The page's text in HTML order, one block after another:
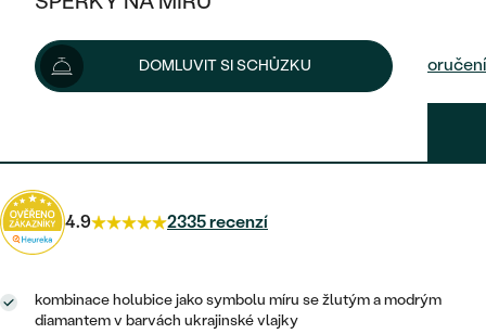
KOMBINOVANÉ ZLATO
DLE STYLU
ETERNITY
POSTRANNÍ KAMENY
HALO
VINTAGE
SNUBNÍ A ZÁSNUBNÍ SETY
NETRADIČNÍ
VÝPRODEJ
KDYŽ ŠPERKY POMÁHAJÍ
DLE TYPU
NÁUŠNICE
PRSTENY
PŘÍVĚSKY
PLATINOVÉ
PECKOVÉ
KRUHOVÉ
MINIMALISTICKÉ
ZLATÉ
STŘÍBRNÉ
DLE STYLU
SOLITÉR
NAROZENÍ DÍTĚTE
ŠPERKY SKLADEM
VÝPRODEJ
DLE MATERIÁLU
ZLATÉ
PLATINOVÉ
DOMLUVIT SI SCHŮZKU
3 790 Kč
Šperk vám doručíme do 5 prac. dní. Možnosti doručení
4.9 2335 recenzí
kombinace holubice jako symbolu míru se žlutým a modrým
diamantem v barvách ukrajinské vlajky